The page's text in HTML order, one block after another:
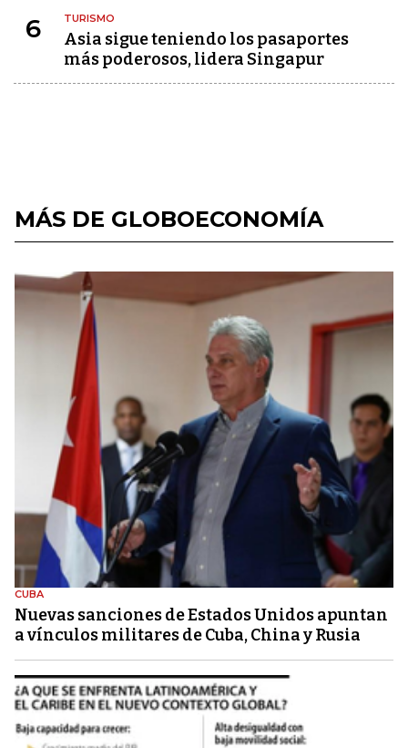
6 TURISMO
Asia sigue teniendo los pasaportes
más poderosos, lidera Singapur
MÁS DE GLOBOECONOMÍA
CUBA
Nuevas sanciones de Estados Unidos apuntan
a vínculos militares de Cuba, China y Rusia